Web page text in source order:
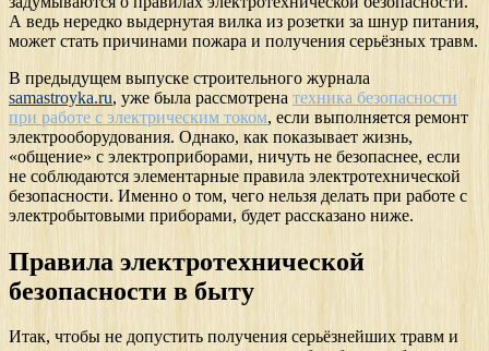
А ведь нередко выдернутая вилка из розетки за шнур питания,
может стать причинами пожара и получения серьёзных травм.
В предыдущем выпуске строительного журнала
samastroyka.ru, уже была рассмотрена техника безопасности
при работе с электрическим током, если выполняется ремонт
электрооборудования. Однако, как показывает жизнь,
«общение» с электроприборами, ничуть не безопаснее, если
не соблюдаются элементарные правила электротехнической
безопасности. Именно о том, чего нельзя делать при работе с
электробытовыми приборами, будет рассказано ниже.
Правила электротехнической
безопасности в быту
Итак, чтобы не допустить получения серьёзнейших травм и